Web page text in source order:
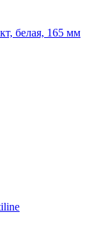
белая, 165 мм